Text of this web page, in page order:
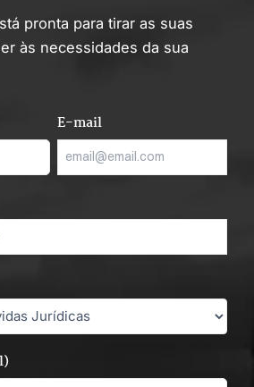
pronta para tirar as suas
às necessidades da sua
E-mail